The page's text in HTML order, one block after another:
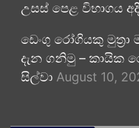
උසස් පෙළ විභාගය
ඩෙංගු රෝගියකු
දැන ගනිමු – කායික
සිල්වා August 10,